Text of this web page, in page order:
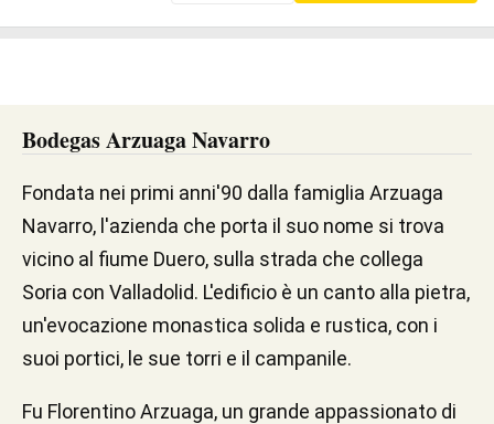
Bodegas Arzuaga Navarro
Fondata nei primi anni'90 dalla famiglia Arzuaga
Navarro, l'azienda che porta il suo nome si trova
vicino al fiume Duero, sulla strada che collega
Soria con Valladolid. L'edificio è un canto alla pietra,
un'evocazione monastica solida e rustica, con i
suoi portici, le sue torri e il campanile.
Fu Florentino Arzuaga, un grande appassionato di